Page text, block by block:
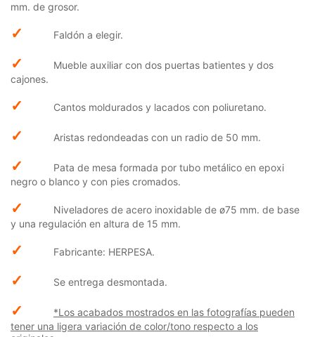
mm. de grosor.
✓ Faldón a elegir.
✓
Mueble auxiliar con dos puertas batientes y dos
cajones.
✓ Cantos moldurados y lacados con poliuretano.
✓ Aristas redondeadas con un radio de 50 mm.
✓
Pata de mesa formada por tubo metálico en epoxi
negro o blanco y con pies cromados.
✓
Niveladores de acero inoxidable de ø75 mm. de base
y una regulación en altura de 15 mm.
✓ Fabricante: HERPESA.
✓ Se entrega desmontada.
✓
*Los acabados mostrados en las fotografías pueden
tener una ligera variación de color/tono respecto a los